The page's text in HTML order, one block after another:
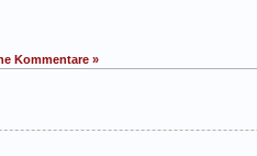
Kommentare »